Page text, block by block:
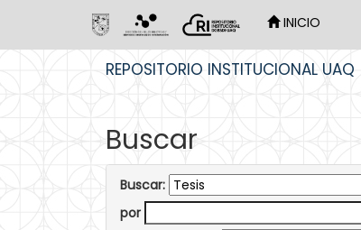
INICIO
REPOSITORIO INSTITUCIONAL UAQ
Buscar
Buscar:
por